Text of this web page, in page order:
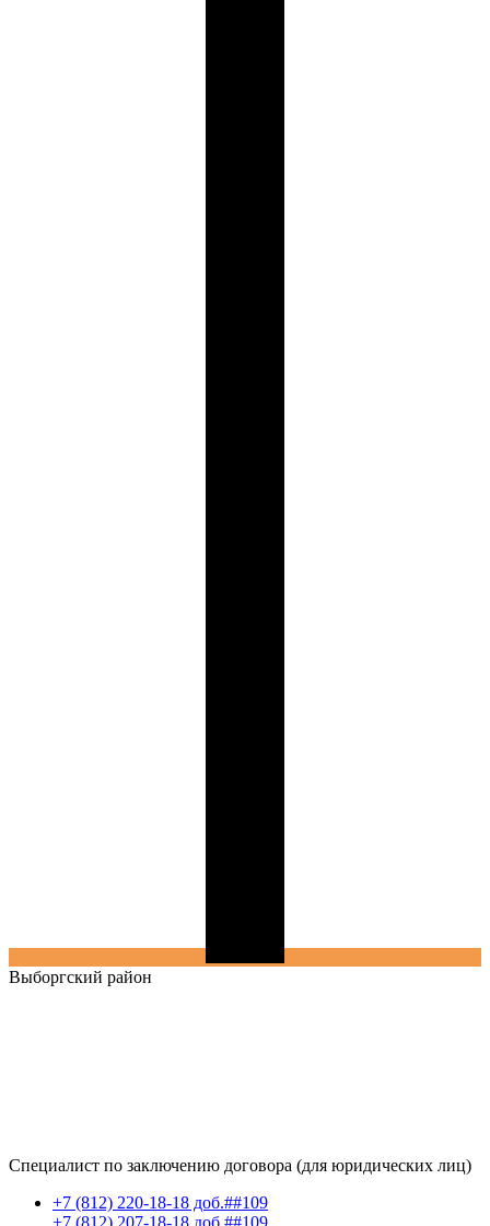
Выборгский район
Специалист по заключению договора (для юридических лиц)
+7 (812) 220-18-18 доб.##109
+7 (812) 207-18-18 доб.##109